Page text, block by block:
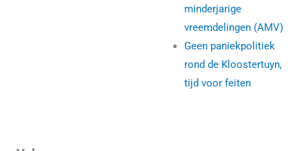
minderjarige
vreemdelingen (AMV)
Geen paniekpolitiek
rond de Kloostertuyn,
tijd voor feiten